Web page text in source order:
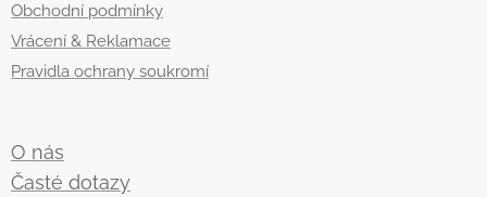
Obchodní podmínky
Vrácení & Reklamace
Pravidla ochrany soukromí
O nás
Časté dotazy